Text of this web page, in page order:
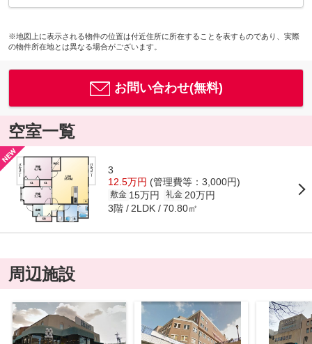
※地図上に表示される物件の位置は付近住所に所在することを表すものであり、実際
の物件所在地とは異なる場合がございます。
お問い合わせ(無料)
空室一覧
3
12.5万円 (管理費等：3,000円)
敷金 15万円 礼金 20万円
3階 2LDK 70.80㎡
周辺施設